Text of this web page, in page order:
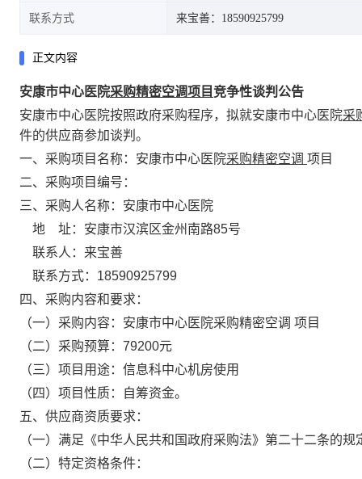
联系方式 来宝善：18590925799
正文内容
安康市中心医院采购精密空调项目竞争性谈判公告
安康市中心医院按照政府采购程序，拟就安康市中心医院采
件的供应商参加谈判。
一、采购项目名称：安康市中心医院采购精密空调 项目
二、采购项目编号：
三、采购人名称：安康市中心医院
地 址：安康市汉滨区金州南路85号
联系人：来宝善
联系方式：18590925799
四、采购内容和要求：
（一）采购内容：安康市中心医院采购精密空调 项目
（二）采购预算：79200元
（三）项目用途：信息科中心机房使用
（四）项目性质：自筹资金。
五、供应商资质要求：
（一）满足《中华人民共和国政府采购法》第二十二条的规
（二）特定资格条件：